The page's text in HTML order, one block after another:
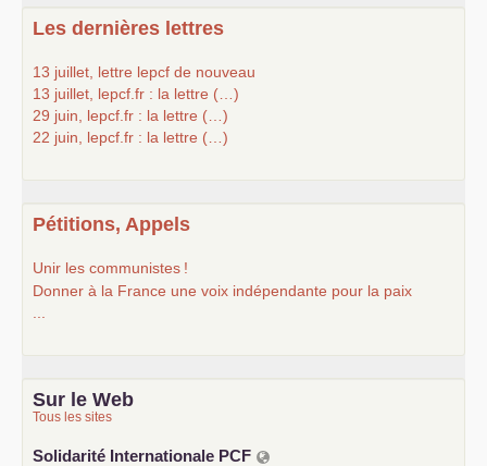
Les dernières lettres
13 juillet, lettre lepcf de nouveau
13 juillet, lepcf.fr : la lettre (…)
29 juin, lepcf.fr : la lettre (…)
22 juin, lepcf.fr : la lettre (…)
Pétitions, Appels
Unir les communistes !
Donner à la France une voix indépendante pour la paix
Sur le Web
Tous les sites
Solidarité Internationale PCF